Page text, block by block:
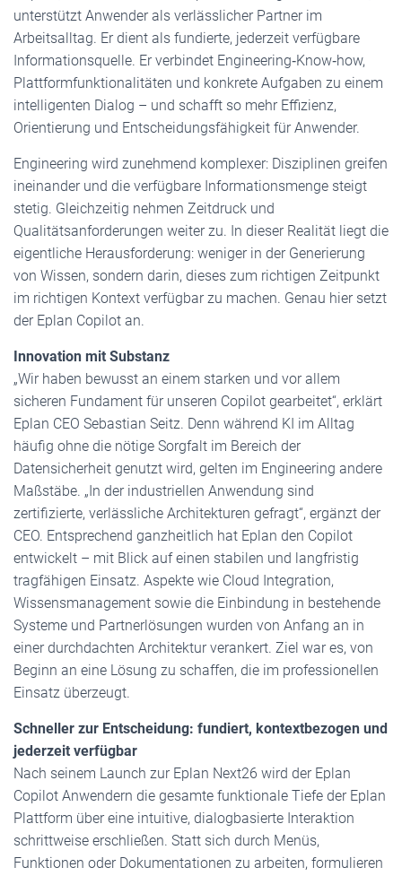
unterstützt Anwender als verlässlicher Partner im
Arbeitsalltag. Er dient als fundierte, jederzeit verfügbare
Informationsquelle. Er verbindet Engineering‑Know‑how,
Plattformfunktionalitäten und konkrete Aufgaben zu einem
intelligenten Dialog – und schafft so mehr Effizienz,
Orientierung und Entscheidungsfähigkeit für Anwender.
Engineering wird zunehmend komplexer: Disziplinen greifen
ineinander und die verfügbare Informationsmenge steigt
stetig. Gleichzeitig nehmen Zeitdruck und
Qualitätsanforderungen weiter zu. In dieser Realität liegt die
eigentliche Herausforderung: weniger in der Generierung
von Wissen, sondern darin, dieses zum richtigen Zeitpunkt
im richtigen Kontext verfügbar zu machen. Genau hier setzt
der Eplan Copilot an.
Innovation mit Substanz
„Wir haben bewusst an einem starken und vor allem
sicheren Fundament für unseren Copilot gearbeitet“, erklärt
Eplan CEO Sebastian Seitz. Denn während KI im Alltag
häufig ohne die nötige Sorgfalt im Bereich der
Datensicherheit genutzt wird, gelten im Engineering andere
Maßstäbe. „In der industriellen Anwendung sind
zertifizierte, verlässliche Architekturen gefragt“, ergänzt der
CEO. Entsprechend ganzheitlich hat Eplan den Copilot
entwickelt – mit Blick auf einen stabilen und langfristig
tragfähigen Einsatz. Aspekte wie Cloud Integration,
Wissensmanagement sowie die Einbindung in bestehende
Systeme und Partnerlösungen wurden von Anfang an in
einer durchdachten Architektur verankert. Ziel war es, von
Beginn an eine Lösung zu schaffen, die im professionellen
Einsatz überzeugt.
Schneller zur Entscheidung: fundiert, kontextbezogen und
jederzeit verfügbar
Nach seinem Launch zur Eplan Next26 wird der Eplan
Copilot Anwendern die gesamte funktionale Tiefe der Eplan
Plattform über eine intuitive, dialogbasierte Interaktion
schrittweise erschließen. Statt sich durch Menüs,
Funktionen oder Dokumentationen zu arbeiten, formulieren